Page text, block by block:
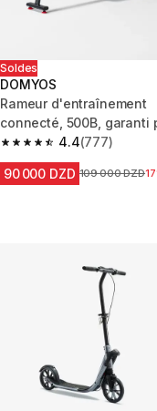
Soldes
DOMYOS
Rameur d'entraînement
connecté, 500B, garanti
Decathlon4.4
4.4 out of 5 stars from
(777)
90 000 DZD Prix avant la
109 000 DZD